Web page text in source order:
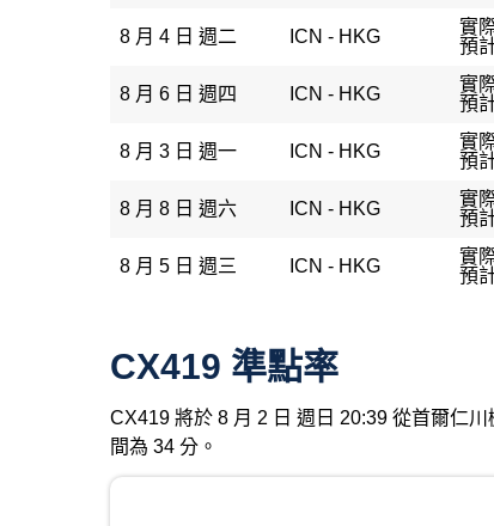
8 月 4 日 週二 ICN - HKG
實
預
8 月 6 日 週四 ICN - HKG
實
預
8 月 3 日 週一 ICN - HKG
實
預
8 月 8 日 週六 ICN - HKG
實
預
8 月 5 日 週三 ICN - HKG
實
預
CX419 準點率
CX419 將於 8 月 2 日 週日 20:39 從首爾仁
間為 34 分。